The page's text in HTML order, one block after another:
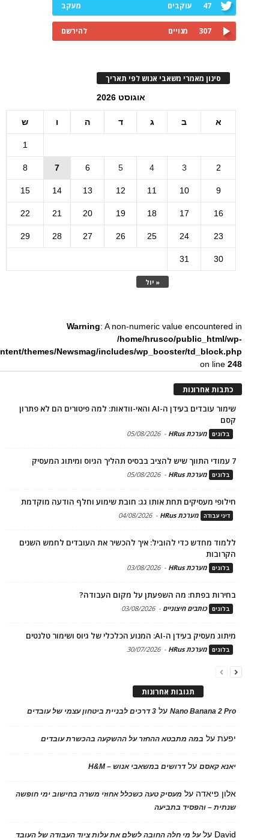
47 עוקבים מעקב
307 מנויים להירשם
סינון מאמרי משאבי אנוש לפי תאריך
אוגוסט 2026
א ב ג ד ה ו ש
« יול
1
2
3
4
5
6
7
8
9
10
11
12
13
14
15
16
17
18
19
20
21
22
23
24
25
26
27
28
29
30
31
Warning: A non-numeric value encountered in
/home/hrusco/public_html/wp-
themes/Newsmag/includes/wp_booster/td_block.php
on line248
כתבות אחרונות
שימור עובדים בעידן ה-AI והאי-וודאות: למה פיטורים הם לא פתרון
קסם
בלוגים מערכת HRus -
05/08/2026
7 עמודי התווך שיש להציב בבסיס תהליך הגיוס ומיתוג המעסיק
בלוגים מערכת HRus -
05/08/2026
חילופי מעסיקים תחת אותו גג: חובת שימוע וחלף הודעה מוקדמת
דיני עבודה מערכת HRus -
04/08/2026
ללמוד מחדש כדי להוביל: איך להכשיר את העובדים לחמש השנים
הקרובות
בלוגים מערכת HRus -
03/08/2026
בחירות בפתח: מה השפעתן על מקום העבודה?
בלוגים כותבים חיצוניים -
03/08/2026
מיתוג מעסיק בעידן ה-AI: המנוע הכלכלי של גיוס ושימור טלנטים
בלוגים מערכת HRus -
30/07/2026
תגובות אחרונות
Nano Banana 2 Proעל 3 דרכים לבניית ביטחון עצמי של עובדים
יפעתעל במה מתבטא ההחזר על ההשקעה בהכשרת עובדים
יאנא קאסםעלדרושים במשאבי אנוש – H&M
אלון פיאדה על מעסיק טעה כשכלל אחוזי משרה בחישוב ימי חופשה
שנתית – והפסיד בתביעה
David עלעל מי חלה החובה לשלם את עלות ציוד העבודה של העובד